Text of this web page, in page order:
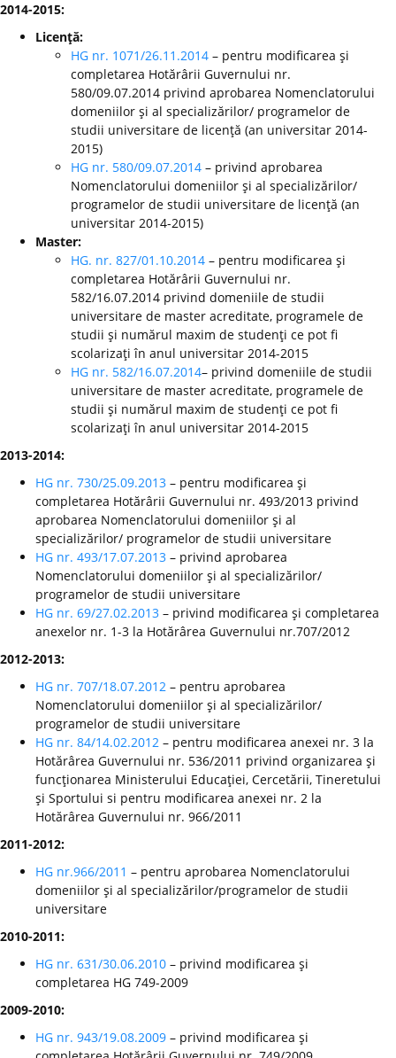
2014-2015:
Licenţă:
HG nr. 1071/26.11.2014 – pentru modificarea şi
completarea Hotărârii Guvernului nr.
580/09.07.2014 privind aprobarea Nomenclatorului
domeniilor şi al specializărilor/ programelor de
studii universitare de licenţă (an universitar 2014-
2015)
HG nr. 580/09.07.2014 – privind aprobarea
Nomenclatorului domeniilor şi al specializărilor/
programelor de studii universitare de licenţă (an
universitar 2014-2015)
Master:
HG. nr. 827/01.10.2014 – pentru modificarea şi
completarea Hotărârii Guvernului nr.
582/16.07.2014 privind domeniile de studii
universitare de master acreditate, programele de
studii şi numărul maxim de studenţi ce pot fi
scolarizaţi în anul universitar 2014-2015
HG nr. 582/16.07.2014– privind domeniile de studii
universitare de master acreditate, programele de
studii şi numărul maxim de studenţi ce pot fi
scolarizaţi în anul universitar 2014-2015
2013-2014:
HG nr. 730/25.09.2013 – pentru modificarea şi
completarea Hotărârii Guvernului nr. 493/2013 privind
aprobarea Nomenclatorului domeniilor şi al
specializărilor/ programelor de studii universitare
HG nr. 493/17.07.2013 – privind aprobarea
Nomenclatorului domeniilor şi al specializărilor/
programelor de studii universitare
HG nr. 69/27.02.2013 – privind modificarea şi completarea
anexelor nr. 1-3 la Hotărârea Guvernului nr.707/2012
2012-2013:
HG nr. 707/18.07.2012 – pentru aprobarea
Nomenclatorului domeniilor şi al specializărilor/
programelor de studii universitare
HG nr. 84/14.02.2012 – pentru modificarea anexei nr. 3 la
Hotărârea Guvernului nr. 536/2011 privind organizarea şi
funcţionarea Ministerului Educaţiei, Cercetării, Tineretului
şi Sportului si pentru modificarea anexei nr. 2 la
Hotărârea Guvernului nr. 966/2011
2011-2012:
HG nr.966/2011 – pentru aprobarea Nomenclatorului
domeniilor şi al specializărilor/programelor de studii
universitare
2010-2011:
HG nr. 631/30.06.2010 – privind modificarea şi
completarea HG 749-2009
2009-2010:
HG nr. 943/19.08.2009 – privind modificarea şi